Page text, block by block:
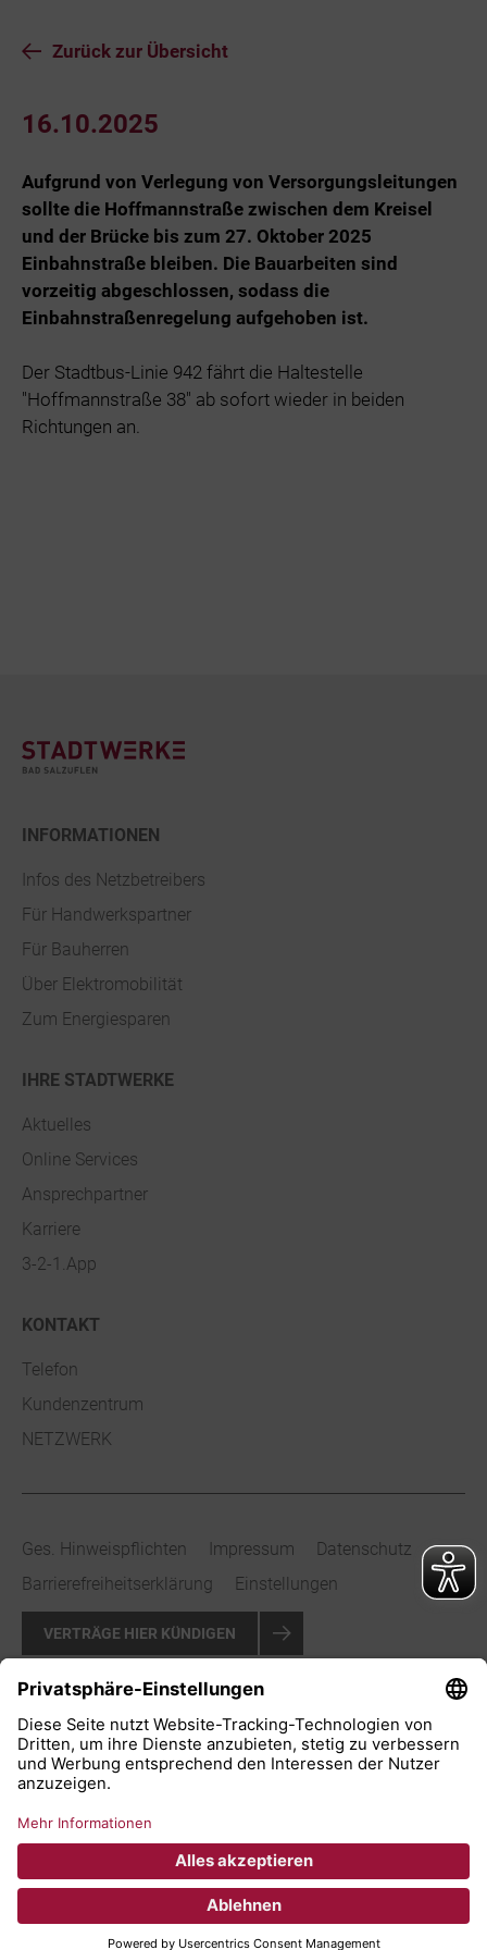
Zurück zur Übersicht
16.10.2025
Aufgrund von Verlegung von Versorgungsleitungen
sollte die Hoffmannstraße zwischen dem Kreisel
und der Brücke bis zum 27. Oktober 2025
Einbahnstraße bleiben. Die Bauarbeiten sind
vorzeitig abgeschlossen, sodass die
Einbahnstraßenregelung aufgehoben ist.
Der Stadtbus-Linie 942 fährt die Haltestelle
"Hoffmannstraße 38" ab sofort wieder in beiden
Richtungen an.
INFORMATIONEN
Infos des Netzbetreibers
Für Handwerkspartner
Für Bauherren
Über Elektromobilität
Zum Energiesparen
IHRE STADTWERKE
Aktuelles
Online Services
Ansprechpartner
Karriere
3-2-1.App
KONTAKT
Telefon
Kundenzentrum
NETZWERK
Ges. Hinweispflichten Impressum
Datenschutz
Barrierefreiheitserklärung
Einstellungen
VERTRÄGE HIER KÜNDIGEN
VERTRAG WIDERRUFEN
© 2026 Stadtwerke Bad Salzuflen GmbH